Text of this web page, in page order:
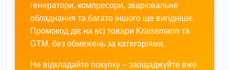
генератори, компресори, зварювальне
обладнання та багато іншого ще вигідніше.
Промокод діє на всі товари Kraissmann та
GTM, без обмежень за категоріями.
Не відкладайте покупку – заощаджуйте вже